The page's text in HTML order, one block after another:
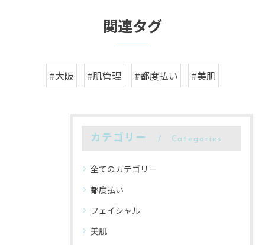
関連タグ
#大阪 #肌管理 #都度払い #美肌
カテゴリー Categories
全てのカテゴリー
都度払い
フェイシャル
美肌